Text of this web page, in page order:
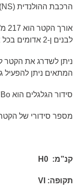
הרכבת ההולנדית (NS
לבנים ן-2 אדומים בכל צד המופעלים לפי כיוון הנסיעה.
ניתן לשדרג את הקטר
המתאים ניתן להפעיל
סידור הגלגלים הוא Bo
מספר סידורי של
קנ”מ: H0
תקופה: VI